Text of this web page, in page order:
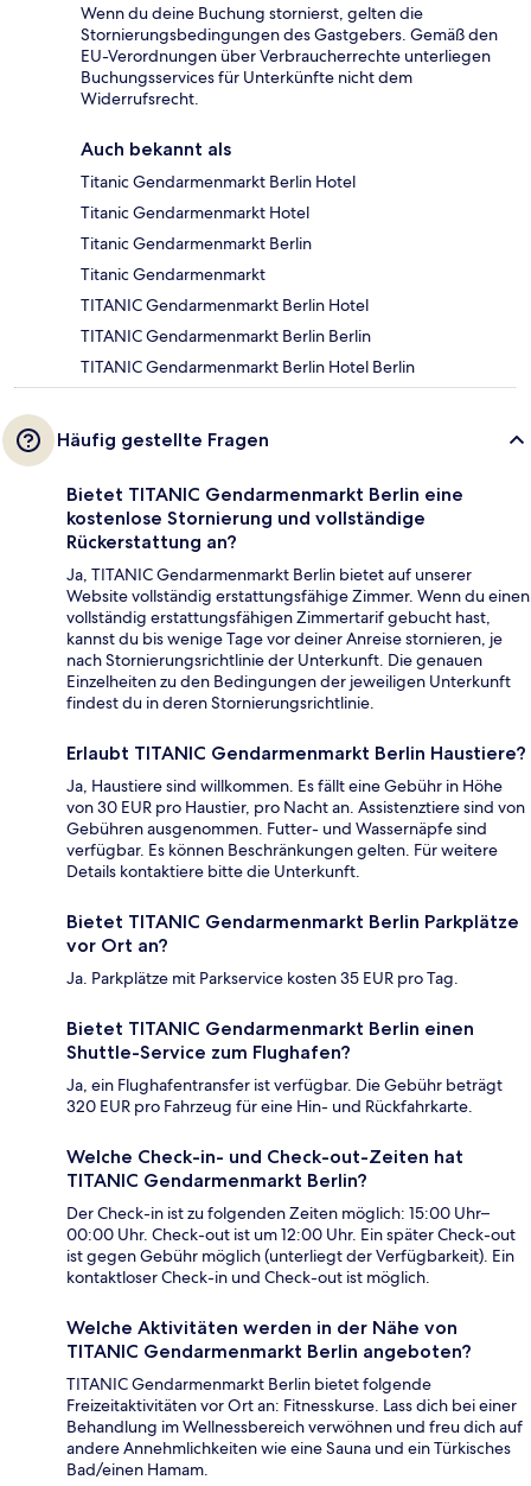
Wenn du deine Buchung stornierst, gelten die
Stornierungsbedingungen des Gastgebers. Gemäß den
EU-Verordnungen über Verbraucherrechte unterliegen
Buchungsservices für Unterkünfte nicht dem
Widerrufsrecht.
Auch bekannt als
Titanic Gendarmenmarkt Berlin Hotel
Titanic Gendarmenmarkt Hotel
Titanic Gendarmenmarkt Berlin
Titanic Gendarmenmarkt
TITANIC Gendarmenmarkt Berlin Hotel
TITANIC Gendarmenmarkt Berlin Berlin
TITANIC Gendarmenmarkt Berlin Hotel Berlin
Häufig gestellte Fragen
Bietet TITANIC Gendarmenmarkt Berlin eine
kostenlose Stornierung und vollständige
Rückerstattung an?
Ja, TITANIC Gendarmenmarkt Berlin bietet auf unserer
Website vollständig erstattungsfähige Zimmer. Wenn du einen
vollständig erstattungsfähigen Zimmertarif gebucht hast,
kannst du bis wenige Tage vor deiner Anreise stornieren, je
nach Stornierungsrichtlinie der Unterkunft. Die genauen
Einzelheiten zu den Bedingungen der jeweiligen Unterkunft
findest du in deren Stornierungsrichtlinie.
Erlaubt TITANIC Gendarmenmarkt Berlin Haustiere?
Ja, Haustiere sind willkommen. Es fällt eine Gebühr in Höhe
von 30 EUR pro Haustier, pro Nacht an. Assistenztiere sind von
Gebühren ausgenommen. Futter- und Wassernäpfe sind
verfügbar. Es können Beschränkungen gelten. Für weitere
Details kontaktiere bitte die Unterkunft.
Bietet TITANIC Gendarmenmarkt Berlin Parkplätze
vor Ort an?
Ja. Parkplätze mit Parkservice kosten 35 EUR pro Tag.
Bietet TITANIC Gendarmenmarkt Berlin einen
Shuttle-Service zum Flughafen?
Ja, ein Flughafentransfer ist verfügbar. Die Gebühr beträgt
320 EUR pro Fahrzeug für eine Hin- und Rückfahrkarte.
Welche Check-in- und Check-out-Zeiten hat
TITANIC Gendarmenmarkt Berlin?
Der Check-in ist zu folgenden Zeiten möglich: 15:00 Uhr–
00:00 Uhr. Check-out ist um 12:00 Uhr. Ein später Check-out
ist gegen Gebühr möglich (unterliegt der Verfügbarkeit). Ein
kontaktloser Check-in und Check-out ist möglich.
Welche Aktivitäten werden in der Nähe von
TITANIC Gendarmenmarkt Berlin angeboten?
TITANIC Gendarmenmarkt Berlin bietet folgende
Freizeitaktivitäten vor Ort an: Fitnesskurse. Lass dich bei einer
Behandlung im Wellnessbereich verwöhnen und freu dich auf
andere Annehmlichkeiten wie eine Sauna und ein Türkisches
Bad/einen Hamam.